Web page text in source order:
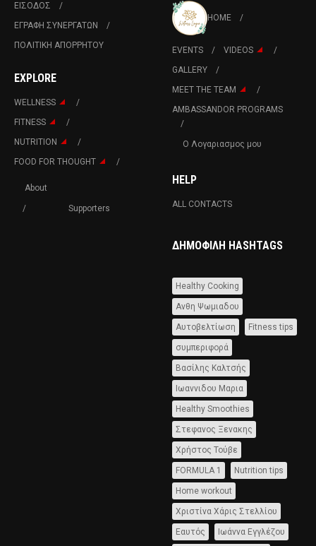
ΕΙΣΟΔΟΣ
ΕΓΡΑΦΗ ΣΥΝΕΡΓΑΤΩΝ
ΠΟΛΙΤΙΚΉ ΑΠΟΡΡΉΤΟΥ
EXPLORE
WELLNESS
FITNESS
NUTRITION
FOOD FOR THOUGHT
About
Supporters
HOME
EVENTS
VIDEOS
GALLERY
MEET THE TEAM
AMBASSANDOR PROGRAMS
Ο Λογαριασμος μου
HELP
ALL CONTACTS
ΔΗΜΟΦΙΛΉ HASHTAGS
Healthy Cooking
Ανθη Ψωμιαδου
Αυτοβελτίωση Fitness tips
συμπεριφορά
Βασίλης Καλτσής
Ιωαννιδου Μαρια
Healthy Smoothies
Στεφανος Ξενακης
Χρήστος Τούβε
FORMULA 1 Nutrition tips
Home workout
Χριστίνα Χάρις Στελλίου
Εαυτός Ιωάννα Εγγλέζου